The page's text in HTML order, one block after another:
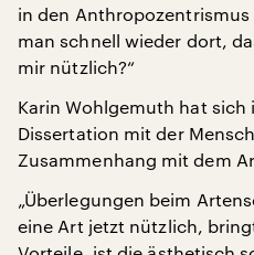
in den
man schnell wieder dort,
mir nützlich?“
Karin Wohlgemuth hat sich
Dissertation mit der
Zusammenhang mit dem
„Überlegungen beim
eine Art jetzt nützlich,